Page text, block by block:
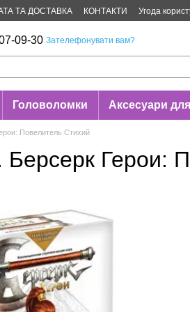
ТА ДОСТАВКА КОНТАКТИ Угода
09-30 Зателефонувати вам?
Головоломки Аксесуари для
Повелитель Стихий
Герои: